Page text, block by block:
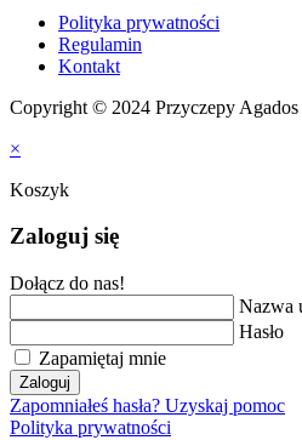
Polityka prywatności
Regulamin
Kontakt
Copyright © 2024 Przyczepy
×
Koszyk
Zaloguj się
Dołącz do nas!
Nazwa
Hasło
Zapamiętaj mnie
Zaloguj
Zapomniałeś hasła? Uzyskaj pomoc
Polityka prywatności